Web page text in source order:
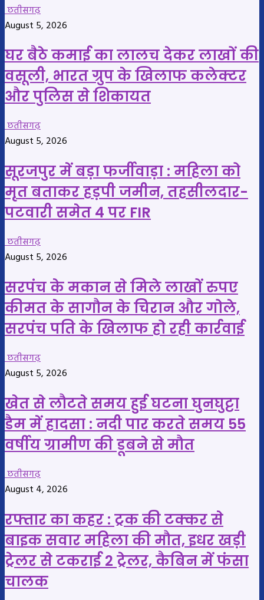
छतीसगढ़
August 5, 2026
घर बैठे कमाई का लालच देकर लाखों की
वसूली, भारत ग्रुप के खिलाफ कलेक्टर
और पुलिस से शिकायत
छतीसगढ़
August 5, 2026
सूरजपुर में बड़ा फर्जीवाड़ा : महिला को
मृत बताकर हड़पी जमीन, तहसीलदार-
पटवारी समेत 4 पर FIR
छतीसगढ़
August 5, 2026
सरपंच के मकान से मिले लाखों रुपए
कीमत के सागौन के चिरान और गोले,
सरपंच पति के खिलाफ हो रही कार्रवाई
छतीसगढ़
August 5, 2026
खेत से लौटते समय हुई घटना घुनघुट्टा
डैम में हादसा : नदी पार करते समय 55
वर्षीय ग्रामीण की डूबने से मौत
छतीसगढ़
August 4, 2026
रफ्तार का कहर : ट्रक की टक्कर से
बाइक सवार महिला की मौत, इधर खड़ी
ट्रेलर से टकराई 2 ट्रेलर, कैबिन में फंसा
चालक